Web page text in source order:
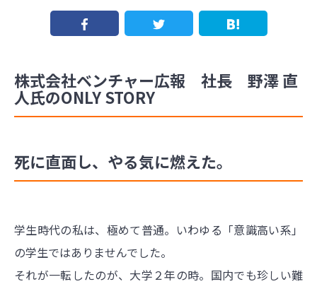
株式会社ベンチャー広報 社長 野澤 直
人氏のONLY STORY
死に直面し、やる気に燃えた。
学生時代の私は、極めて普通。いわゆる「意識高い系」
の学生ではありませんでした。
それが一転したのが、大学２年の時。国内でも珍しい難